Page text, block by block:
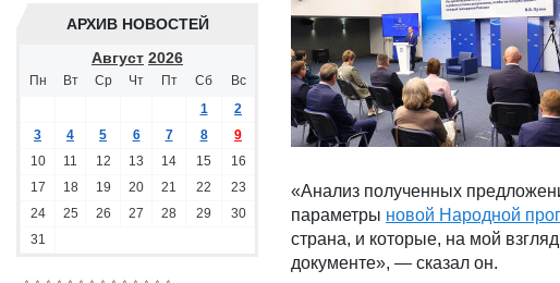
АРХИВ НОВОСТЕЙ
Август 2026
Пн Вт Ср Чт Пт Сб
Вс
1
2
3
4 5 6 7 8
9
10
11 12 13 14 15
16
17
18 19 20 21 22
23
24
25 26 27 28 29
30
31
«Анализ полученных
параметры новой Народной
страна, и которые, на мой
документе», — сказал он.